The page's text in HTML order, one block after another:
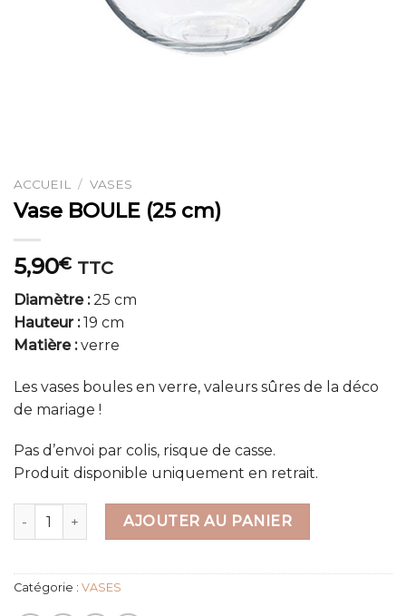
ACCUEIL / VASES
Vase BOULE (25 cm)
5,90€ TTC
Diamètre :25 cm
Hauteur :19 cm
Matière :verre
Les vases boules en verre, valeurs sûres de la déco
de mariage !
Pas d’envoi par colis, risque de casse.
Produit disponible uniquement en retrait.
quantité de Vase BOULE (25 cm)
AJOUTER AU PANIER
Catégorie : VASES